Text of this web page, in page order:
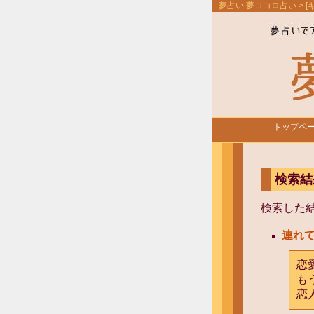
夢占い 夢ココロ占い > [
トップペ
検索
検索した
連れ
恋
も
恋